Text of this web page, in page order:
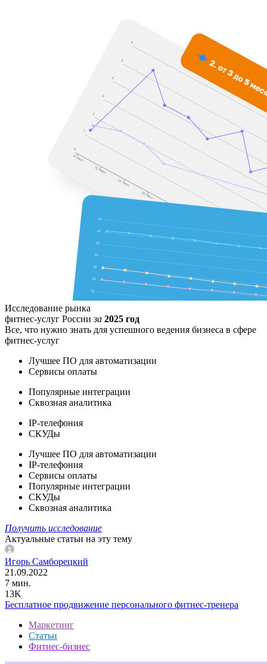
Исследование рынка
фитнес-услуг Россииза 2025 год
Все, что нужно знать для успешного ведения бизнеса в сфере
фитнес-услуг
Лучшее ПО для автоматизации
Сервисы оплаты
Популярные интеграции
Сквозная аналитика
IP-телефония
СКУДы
Лучшее ПО для автоматизации
IP-телефония
Сервисы оплаты
Популярные интеграции
СКУДы
Сквозная аналитика
Получить исследование
Актуальные статьи на эту тему
Игорь Самборецкий
21.09.2022
7 мин.
13K
Бесплатное продвижение персонального фитнес-тренера
Маркетинг
Статьи
Фитнес-бизнес